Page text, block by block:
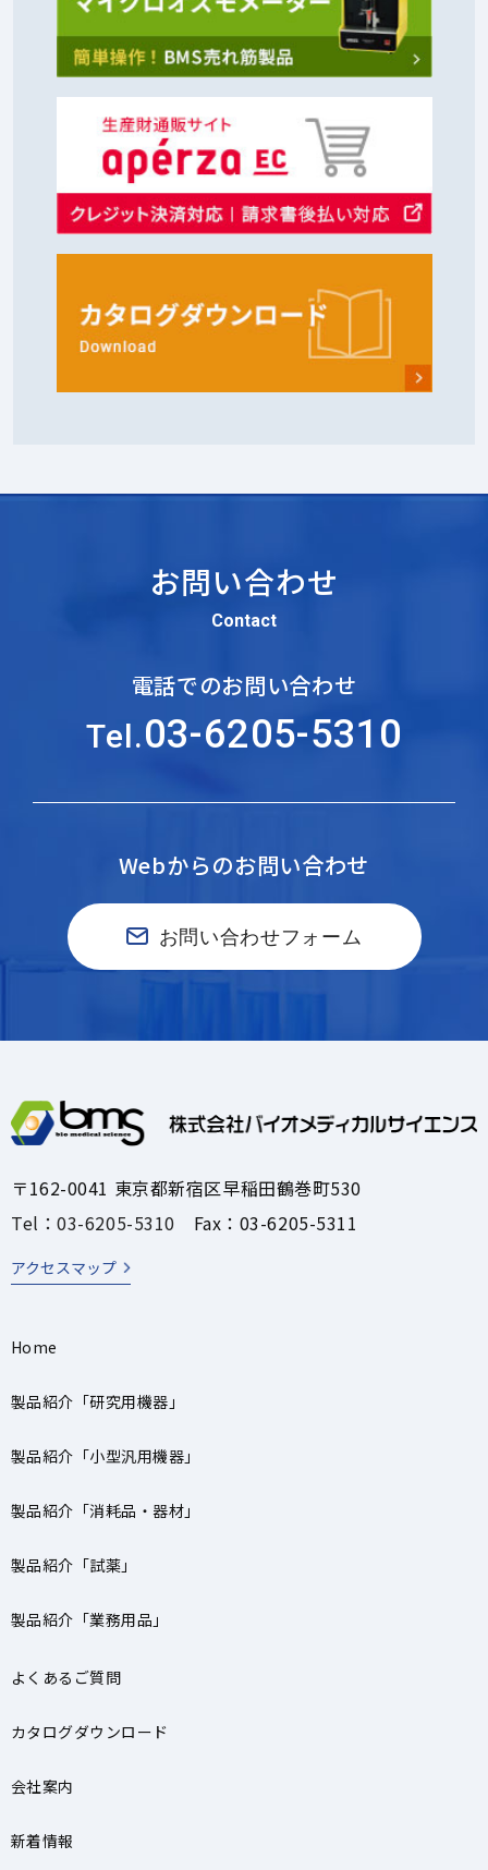
お問い合わせ
Contact
電話でのお問い合わせ
Tel.03-6205-5310
Webからのお問い合わせ
お問い合わせフォーム
〒162-0041 東京都新宿区早稲田鶴巻町530
Tel：03-6205-5310 Fax：03-6205-5311
アクセスマップ
Home
製品紹介「研究用機器」
製品紹介「小型汎用機器」
製品紹介「消耗品・器材」
製品紹介「試薬」
製品紹介「業務用品」
よくあるご質問
カタログダウンロード
会社案内
新着情報